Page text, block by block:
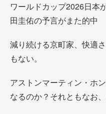
ワールドカップ2026日本
田圭佑の予言がまた的中
減り続ける京町家、快適
もない。
アストンマーティン・ホ
なるのか？それともなお